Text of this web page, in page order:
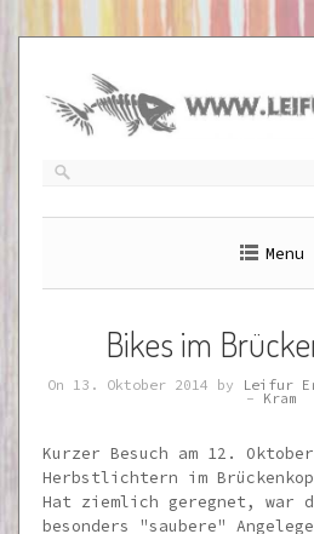
content
Menu
Bikes im
On 13. Oktober 2014 by Leifur
- Kram
Kurzer Besuch am 12.
Herbstlichtern im
Hat ziemlich geregnet, war
besonders "saubere"